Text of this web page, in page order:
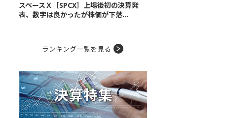
スペースＸ［SPCX］上場後初の決算発
表、数字は良かったが株価が下落...
ランキング一覧を見る